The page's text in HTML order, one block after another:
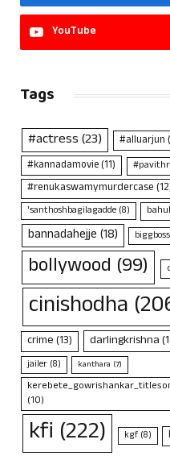
YouTube
Tags
#actress(23) #alluarjun
#kannadamovie(11)
#renukaswamymurdercase
'santhoshbagilagadde (8)
bannadahejje(18)
bollywood (99)
cinishodha
crime(13) darlingkrishna
jailer (8) kanthara (7)
(10)
kfi (222) kgf(8)